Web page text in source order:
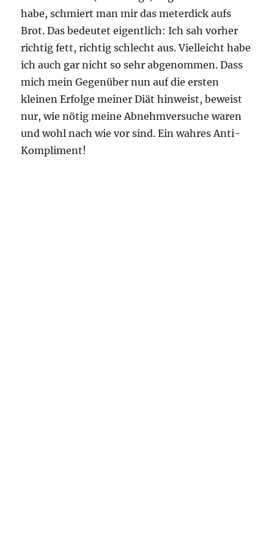
habe, schmiert man mir das meterdick aufs
Brot. Das bedeutet eigentlich: Ich sah vorher
richtig fett, richtig schlecht aus. Vielleicht habe
ich auch gar nicht so sehr abgenommen. Dass
mich mein Gegenüber nun auf die ersten
kleinen Erfolge meiner Diät hinweist, beweist
nur, wie nötig meine Abnehmversuche waren
und wohl nach wie vor sind. Ein wahres Anti-
Kompliment!